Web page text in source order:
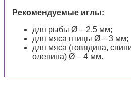
Рекомендуемые иглы:
для рыбы Ø – 2.5 мм;
для мяса птицы Ø – 3 мм;
для мяса (говядина,
оленина) Ø – 4 мм.